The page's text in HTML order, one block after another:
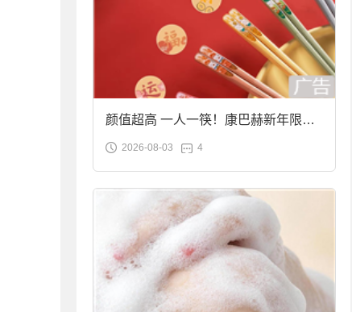
颜值超高 一人一筷！康巴赫新年限定
合金筷子大促：19.9元
2026-08-03 4